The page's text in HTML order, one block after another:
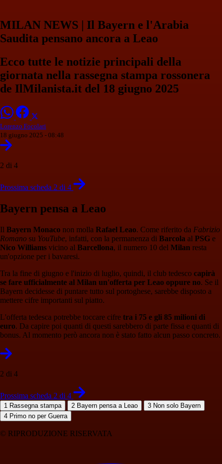
MILAN NEWS | Il Bayern e l'Arabia
Saudita pensano ancora a Leao
Ecco tutte le notizie principali della
giornata nella rassegna stampa rossonera
de IlMilanista.it del 18 giugno 2025
Lorenzo Focolari
18 giugno 2025 - 08:48
2 di 4
Prossima scheda 2 di 4
Bayern pensa a Leao
Il Bayern Monaco non molla Rafael Leao. Come riferito da Fabrizio
Romano su YouTube, infatti, con la permanenza di Barcola al PSG e
Nico Williams vicino al Barcellona, il numero 10 del Milan resta
un'opzione per i bavaresi.
Tra la fine di giugno e l'inizio di luglio, quindi, il club tedesco capirà
se fare ufficialmente al Milan un'offerta per Leao oppure no. Se il
Bayern decidesse di puntare tutto sul portoghese, sarebbe disposto a
mettere cifre importanti sul piatto.
L'offerta tedesca potrebbe toccare cifre tra i 75 e gli 85 milioni di
euro. Da capire poi quanti di questi sarebbero di parte fissa e quanti di
bonus. Al momento però ancora non è stato fatto alcun passo concreto.
2 di 4
Prossima scheda 2 di 4
1 Rassegna stampa 2 Bayern pensa a Leao 3 Non solo Bayern
4 Primo no per Guerra
© RIPRODUZIONE RISERVATA